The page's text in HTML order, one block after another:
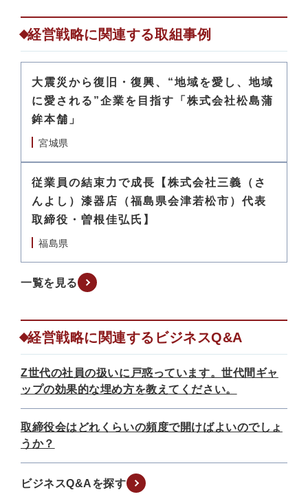
経営戦略に関連する取組事例
大震災から復旧・復興、“地域を愛し、地域
に愛される”企業を目指す「株式会社松島蒲
鉾本舗」
宮城県
従業員の結束力で成長【株式会社三義（さ
んよし）漆器店（福島県会津若松市）代表
取締役・曽根佳弘氏】
福島県
一覧を見る
経営戦略に関連するビジネスQ&A
Z世代の社員の扱いに戸惑っています。世代間ギャ
ップの効果的な埋め方を教えてください。
取締役会はどれくらいの頻度で開けばよいのでしょ
うか？
ビジネスQ&Aを探す